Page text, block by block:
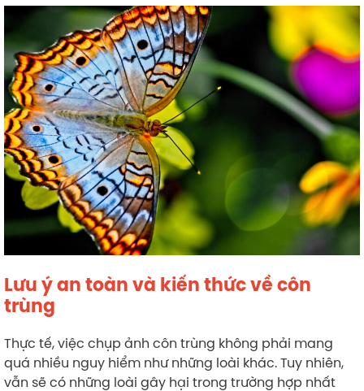
Lưu ý an toàn và kiến thức về côn
trùng
Thực tế, việc chụp ảnh côn trùng không phải mang
quá nhiều nguy hiểm như những loài khác. Tuy nhiên,
vẫn sẽ có những loài gây hại trong trường hợp nhất